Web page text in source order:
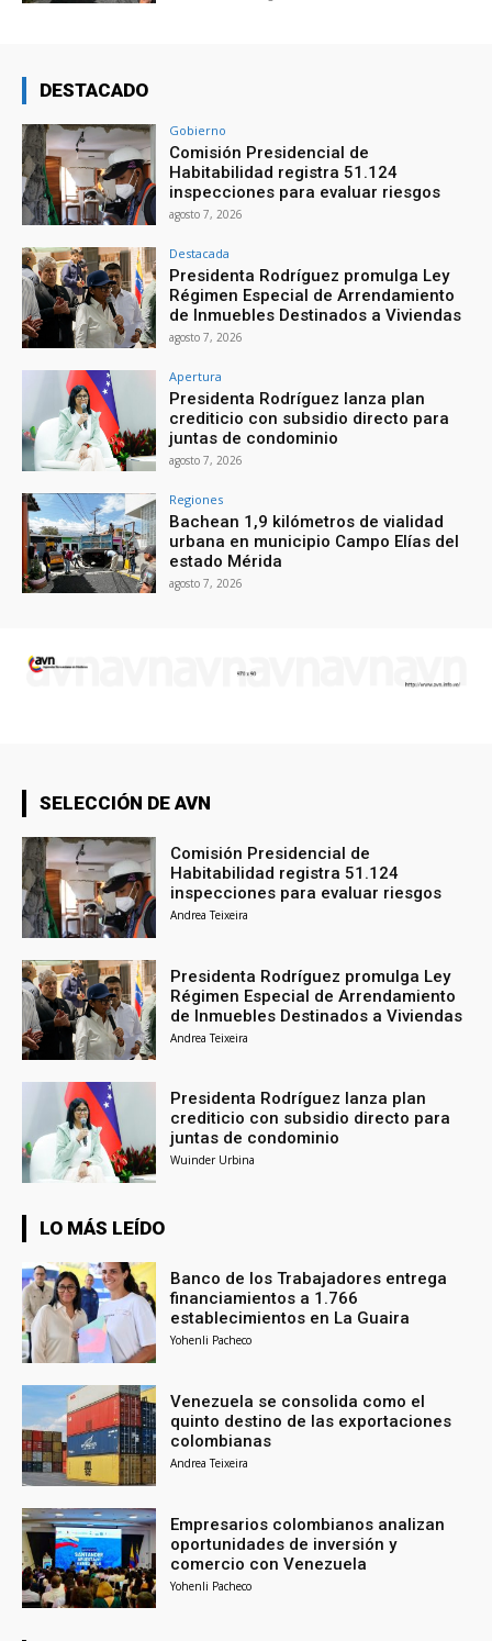
DESTACADO
Gobierno
Comisión Presidencial de
Habitabilidad registra 51.124
inspecciones para evaluar riesgos
agosto 7, 2026
Destacada
Presidenta Rodríguez promulga Ley
Régimen Especial de Arrendamiento
de Inmuebles Destinados a Viviendas
agosto 7, 2026
Apertura
Presidenta Rodríguez lanza plan
crediticio con subsidio directo para
juntas de condominio
agosto 7, 2026
Regiones
Bachean 1,9 kilómetros de vialidad
urbana en municipio Campo Elías del
estado Mérida
agosto 7, 2026
SELECCIÓN DE AVN
Comisión Presidencial de
Habitabilidad registra 51.124
inspecciones para evaluar riesgos
Andrea Teixeira
Presidenta Rodríguez promulga Ley
Régimen Especial de Arrendamiento
de Inmuebles Destinados a Viviendas
Andrea Teixeira
Presidenta Rodríguez lanza plan
crediticio con subsidio directo para
juntas de condominio
Wuinder Urbina
LO MÁS LEÍDO
Banco de los Trabajadores entrega
financiamientos a 1.766
establecimientos en La Guaira
Yohenli Pacheco
Venezuela se consolida como el
quinto destino de las exportaciones
colombianas
Andrea Teixeira
Empresarios colombianos analizan
oportunidades de inversión y
comercio con Venezuela
Yohenli Pacheco